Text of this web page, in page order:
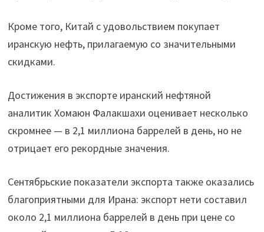
Кроме того, Китай с удовольствием покупает
иранскую нефть, прилагаемую со значительными
скидками.
Достижения в экспорте иранский нефтяной
аналитик Хомаюн Фалакшахи оценивает несколько
скромнее — в 2,1 миллиона баррелей в день, но не
отрицает его рекордные значения.
Сентябрьские показатели экспорта также оказались
благоприятными для Ирана: экспорт нети составил
около 2,1 миллиона баррелей в день при цене со